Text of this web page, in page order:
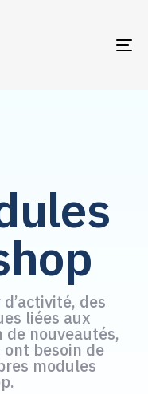
des
liées aux
de nouveautés,
besoin de
modules